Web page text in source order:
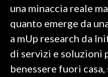
TENNIS
ALTRI SPORT
CULTURA
una minaccia reale
quanto emerge da
a mUp research da
di servizi e soluzioni
benessere fuori